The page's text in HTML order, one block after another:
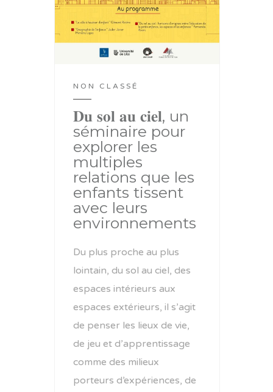
NON CLASSÉ
𝐃𝐮 𝐬𝐨𝐥 𝐚𝐮 𝐜𝐢𝐞𝐥, un
séminaire pour
explorer les
multiples
relations que les
enfants tissent
avec leurs
environnements
Du plus proche au plus
lointain, du sol au ciel, des
espaces intérieurs aux
espaces extérieurs, il s’agit
de penser les lieux de vie,
de jeu et d’apprentissage
comme des milieux
porteurs d’expériences, de